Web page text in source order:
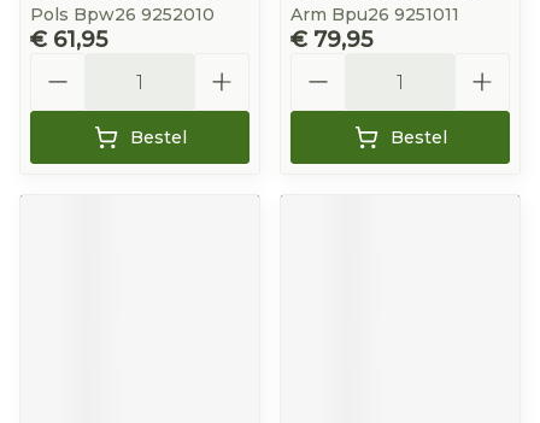
Pols Bpw26 9252010
€ 61,95
Bestel
Arm Bpu26 9251011
€ 79,95
Bestel